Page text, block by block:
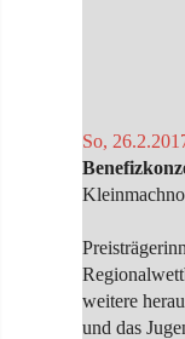
So,
weitere
und das